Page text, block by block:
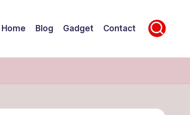
Home Blog Gadget Contact